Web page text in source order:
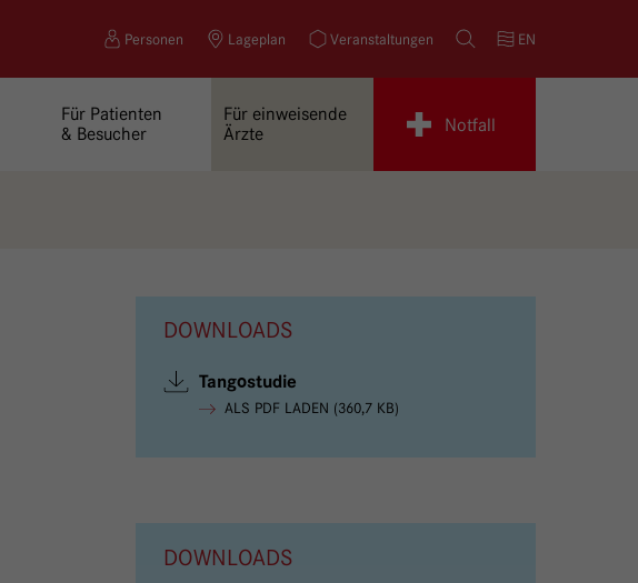
Personen Lageplan Veranstaltungen SucheEN
Für Patienten
& Besucher
Für einweisende
Ärzte
Notfall
DOWNLOADS
Tangostudie
ALS PDF LADEN (360,7 KB)
DOWNLOADS